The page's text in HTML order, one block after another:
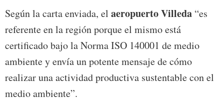
Según la carta enviada, el aeropuerto Villeda “es
referente en la región porque el mismo está
certificado bajo la Norma ISO 140001 de medio
ambiente y envía un potente mensaje de cómo
realizar una actividad productiva sustentable con el
medio ambiente”.